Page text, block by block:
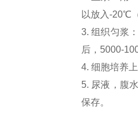
以放入-20℃
3. 组织匀浆
后，5000-
4. 细胞培养
5. 尿液，腹
保存。